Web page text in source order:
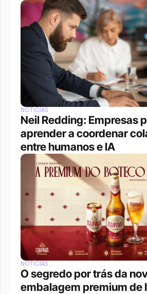
NOTÍCIAS
Neil Redding: Empresas
aprender a coordenar
entre humanos e IA
NOTÍCIAS
O segredo por trás da
embalagem premium de